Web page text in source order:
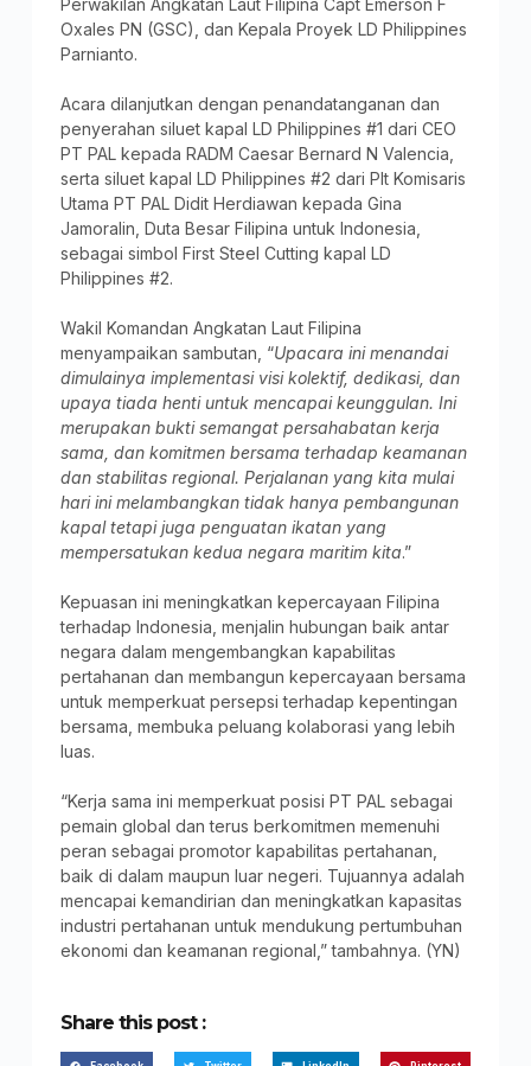
Perwakilan Angkatan Laut Filipina Capt Emerson F
Oxales PN (GSC), dan Kepala Proyek LD Philippines
Parnianto.
Acara dilanjutkan dengan penandatanganan dan
penyerahan siluet kapal LD Philippines #1 dari CEO
PT PAL kepada RADM Caesar Bernard N Valencia,
serta siluet kapal LD Philippines #2 dari Plt Komisaris
Utama PT PAL Didit Herdiawan kepada Gina
Jamoralin, Duta Besar Filipina untuk Indonesia,
sebagai simbol First Steel Cutting kapal LD
Philippines #2.
Wakil Komandan Angkatan Laut Filipina
menyampaikan sambutan, “Upacara ini menandai
dimulainya implementasi visi kolektif, dedikasi, dan
upaya tiada henti untuk mencapai keunggulan. Ini
merupakan bukti semangat persahabatan kerja
sama, dan komitmen bersama terhadap keamanan
dan stabilitas regional. Perjalanan yang kita mulai
hari ini melambangkan tidak hanya pembangunan
kapal tetapi juga penguatan ikatan yang
mempersatukan kedua negara maritim kita.”
Kepuasan ini meningkatkan kepercayaan Filipina
terhadap Indonesia, menjalin hubungan baik antar
negara dalam mengembangkan kapabilitas
pertahanan dan membangun kepercayaan bersama
untuk memperkuat persepsi terhadap kepentingan
bersama, membuka peluang kolaborasi yang lebih
luas.
“Kerja sama ini memperkuat posisi PT PAL sebagai
pemain global dan terus berkomitmen memenuhi
peran sebagai promotor kapabilitas pertahanan,
baik di dalam maupun luar negeri. Tujuannya adalah
mencapai kemandirian dan meningkatkan kapasitas
industri pertahanan untuk mendukung pertumbuhan
ekonomi dan keamanan regional,” tambahnya. (YN)
Share this post :